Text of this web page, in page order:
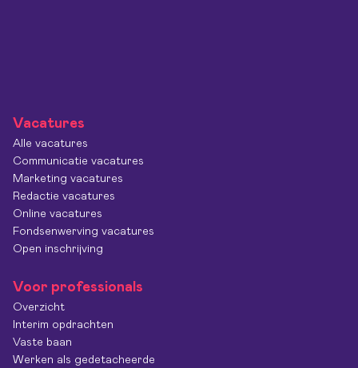
Vacatures
Alle vacatures
Communicatie vacatures
Marketing vacatures
Redactie vacatures
Online vacatures
Fondsenwerving vacatures
Open inschrijving
Voor professionals
Overzicht
Interim opdrachten
Vaste baan
Werken als gedetacheerde